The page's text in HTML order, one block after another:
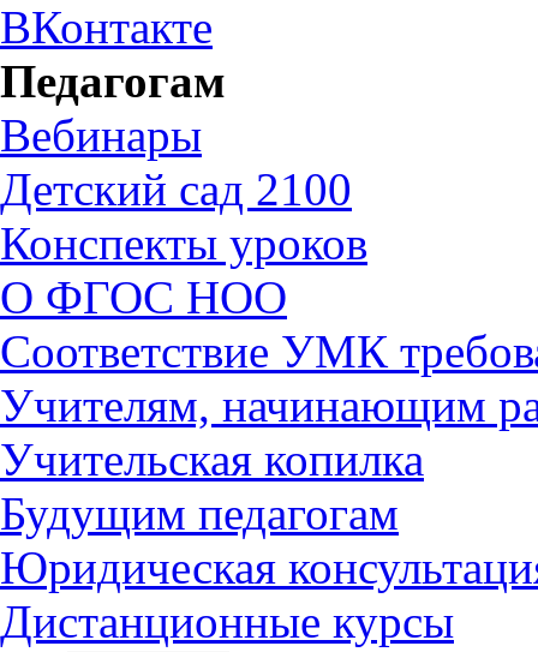
ВКонтакте
Педагогам
Вебинары
Детский сад 2100
Конспекты уроков
О ФГОС НОО
Соответствие УМК
Учителям, начинающим
Учительская копилка
Будущим педагогам
Юридическая
Дистанционные курсы